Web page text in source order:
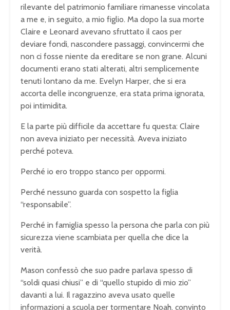
rilevante del patrimonio familiare rimanesse vincolata
a me e, in seguito, a mio figlio. Ma dopo la sua morte
Claire e Leonard avevano sfruttato il caos per
deviare fondi, nascondere passaggi, convincermi che
non ci fosse niente da ereditare se non grane. Alcuni
documenti erano stati alterati, altri semplicemente
tenuti lontano da me. Evelyn Harper, che si era
accorta delle incongruenze, era stata prima ignorata,
poi intimidita.
E la parte più difficile da accettare fu questa: Claire
non aveva iniziato per necessità. Aveva iniziato
perché poteva.
Perché io ero troppo stanco per oppormi.
Perché nessuno guarda con sospetto la figlia
“responsabile”.
Perché in famiglia spesso la persona che parla con più
sicurezza viene scambiata per quella che dice la
verità.
Mason confessò che suo padre parlava spesso di
“soldi quasi chiusi” e di “quello stupido di mio zio”
davanti a lui. Il ragazzino aveva usato quelle
informazioni a scuola per tormentare Noah, convinto